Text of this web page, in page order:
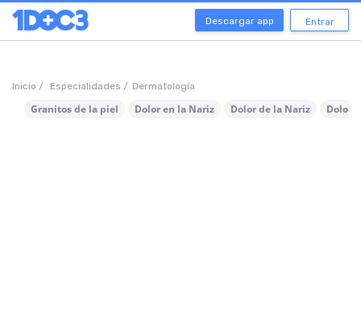
Descargar app Entrar
Inicio / Especialidades / Dermatología
Granitos de la piel Dolor en la Nariz Dolor de la Nariz Dolor